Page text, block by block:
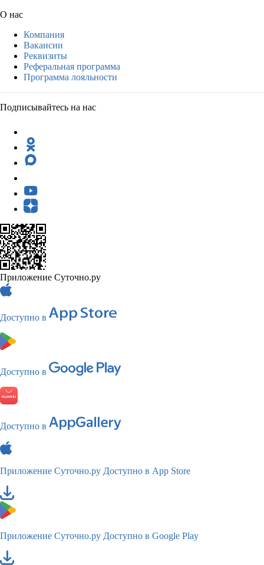
О нас
Компания
Вакансии
Реквизиты
Реферальная программа
Программа лояльности
Подписывайтесь на нас
Приложение Суточно.ру
Доступно в
Доступно в
Доступно в
Приложение Суточно.ру Доступно в App Store
Приложение Суточно.ру Доступно в Google Play